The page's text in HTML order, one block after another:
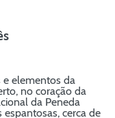
e elementos da
no coração da
da Peneda
cerca de